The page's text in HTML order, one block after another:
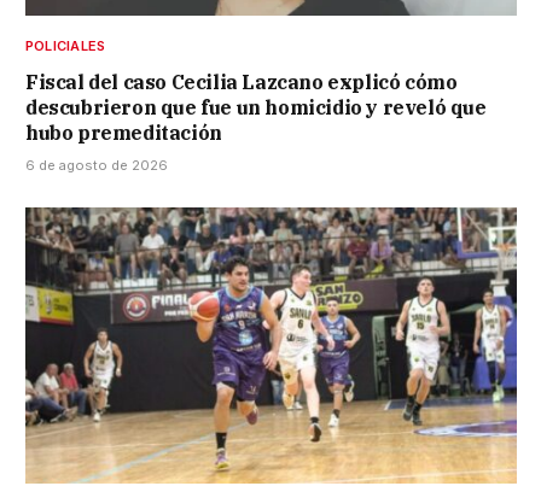
POLICIALES
Fiscal del caso Cecilia Lazcano explicó cómo
descubrieron que fue un homicidio y reveló que
hubo premeditación
6 de agosto de 2026